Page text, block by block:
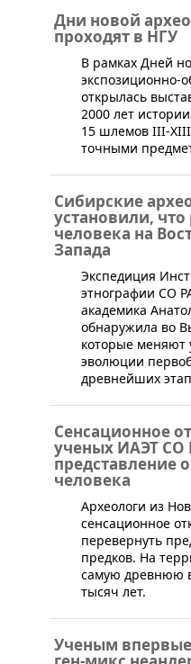
Дни новой
проходят в НГУ
​В рамках Дней
экспозиционно-
открылась
2000 лет
15 шлемов III-XIII
точными
Сибирские
установили, что
человека на
Запада
​​Экспедиция
этнографии СО
академика
обнаружила во
которые меняют
эволюции
древнейших
Сенсационное
ученых ИАЭТ СО
представление
человека
Археологи из
сенсационное
перевернуть
предков. На
самую древнюю
тысяч лет.
Ученым